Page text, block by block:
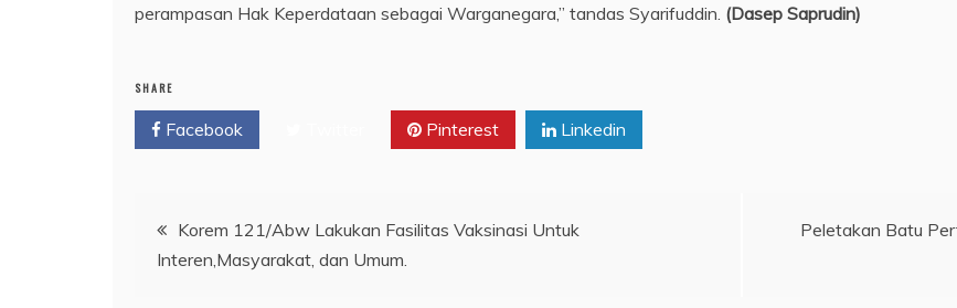
perampasan Hak Keperdataan sebagai Warganegara,” tandas Syarifuddin. (Dasep Saprudin)
SHARE
Facebook Pinterest Linkedin
Navigasi
pos
Korem 121/Abw Lakukan Fasilitas Vaksinasi Untuk
Interen,Masyarakat, dan Umum.
Peletakan Batu